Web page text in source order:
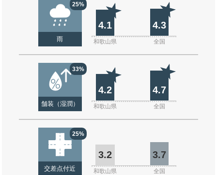
25%
雨
4.1 4.3
和歌山県 全国
33%
舗装（湿潤）
4.2 4.7
和歌山県 全国
25%
交差点付近
3.2 3.7
和歌山県 全国